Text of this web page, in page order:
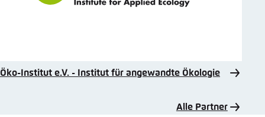
Öko-Institut e.V. - Institut für angewandte Ökologie
Alle Partner